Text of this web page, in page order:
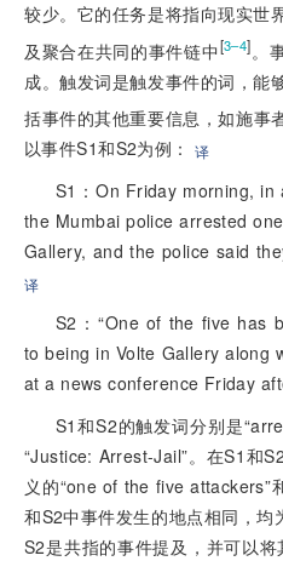
较少。它的任务是将指向现实世
及聚合在共同的事件链中[3–4]。
成。触发词是触发事件的词，能
括事件的其他重要信息，如施事
以事件S1和S2为例：
译
S1：On Friday morning,
the Mumbai police arrested
Gallery, and the police said
译
S2：“One of the five has
to being in Volte Gallery along
at a news conference Friday
S1和S2的触发词分别是
“Justice: Arrest-Jail”。在S1和
义的“one of the five attackers”
和S2中事件发生的地点相同，均
S2是共指的事件提及，并可以